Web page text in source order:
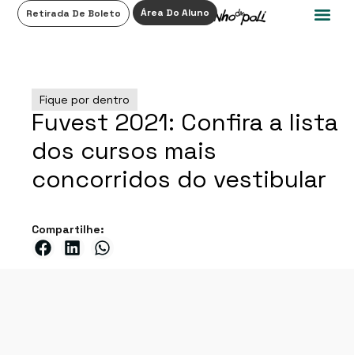
Retirada De Boleto Área Do Aluno
Fique por dentro
Fuvest 2021: Confira a lista
dos cursos mais
concorridos do vestibular
Compartilhe: